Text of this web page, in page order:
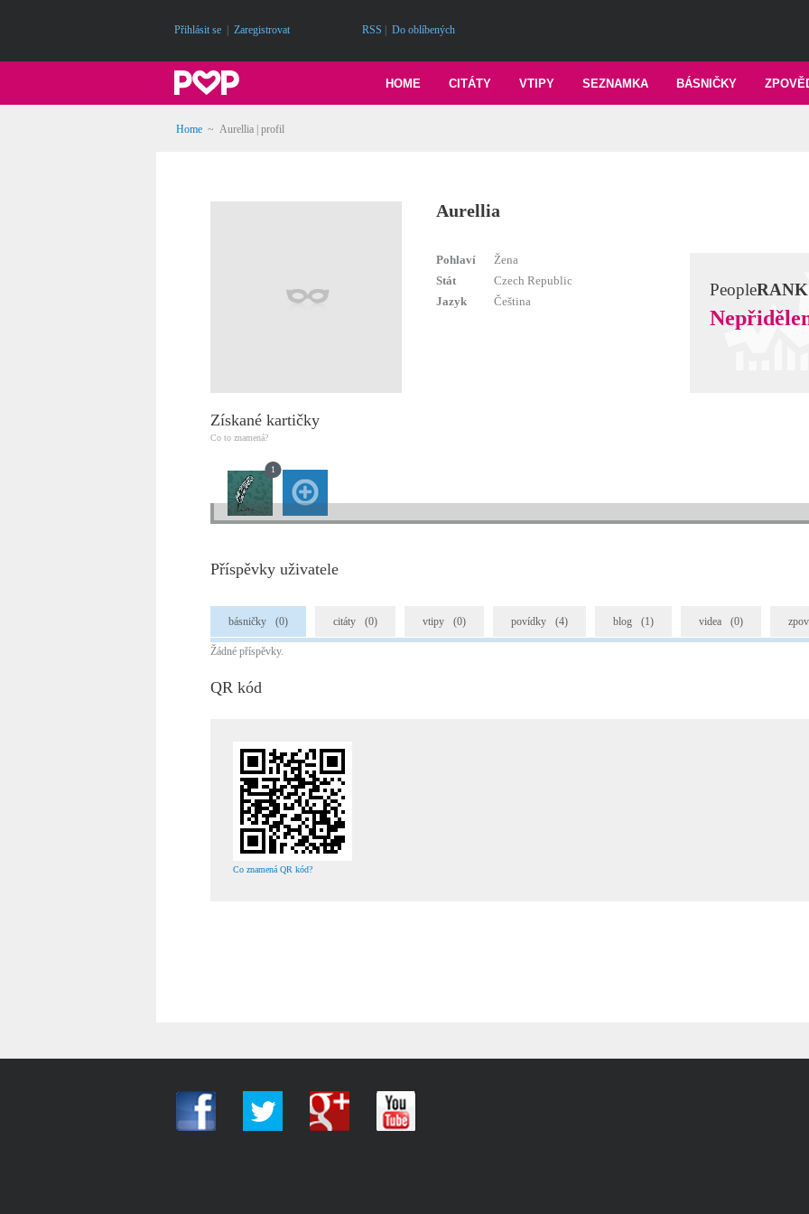
Přihlásit se Zaregistrovat RSS Do oblíbených
BÁSNIČKY
SEZNAMKA
VTIPY
CITÁTY
HOME
Home ~ Aurellia | profil
Aurellia
Pohlaví
Žena
Stát
Czech Republic
Jazyk
Čeština
PeopleRANK
Získané kartičky
Co to znamená?
1
Příspěvky uživatele
básničky (0) citáty (0) vtipy (0) povídky (4) blog (1) videa (0)
Žádné příspěvky.
QR kód
Co znamená QR kód?